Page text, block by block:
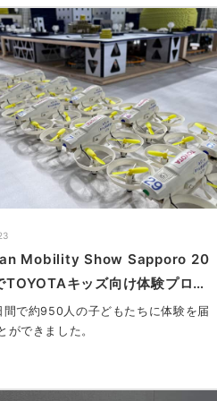
で3種類の特別授業を実施しました。
のうちの一つ、「クルマまるわかり
ついてレポートします。
Mobility Show Sapporo 20
TOYOTAキッズ向け体験プログ
施しました！
間で約950人の子どもたちに体験を届
ができました。